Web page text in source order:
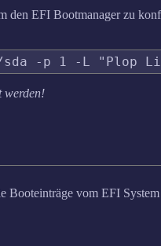
den EFI Bootmanager zu
sda -p 1 -L "Plop
werden!
Booteinträge vom EFI